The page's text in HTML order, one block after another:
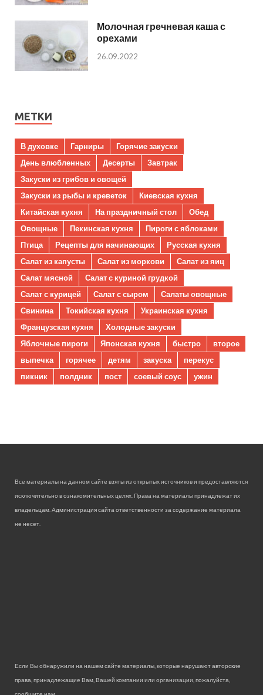
Молочная гречневая каша с
орехами
26.09.2022
МЕТКИ
В духовке Гарниры
Горячие закуски
День влюбленных
Десерты
Завтрак
Закуски из грибов и овощей
Закуски из рыбы и креветок
Киевская кухня
Китайская кухня
На праздничный стол
Обед
Овощные
Пекинская кухня
Пироги с яблоками
Птица
Рецепты для начинающих
Русская кухня
Салат из капусты
Салат из моркови
Салат из яиц
Салат мясной
Салат с куриной грудкой
Салат с курицей
Салат с сыром
Салаты овощные
Свинина
Токийская кухня
Украинская кухня
Французская кухня
Холодные закуски
Яблочные пироги
Японская кухня быстро
второе
выпечка
горячее детям закуска
перекус
пикник
полдник пост соевый соус ужин
Все материалы на данном сайте взяты из открытых источников и предоставляются
исключительно в ознакомительных целях. Права на материалы принадлежат их
владельцам. Администрация сайта ответственности за содержание материала
не несет.
Если Вы обнаружили на нашем сайте материалы, которые нарушают авторские
права, принадлежащие Вам, Вашей компании или организации, пожалуйста,